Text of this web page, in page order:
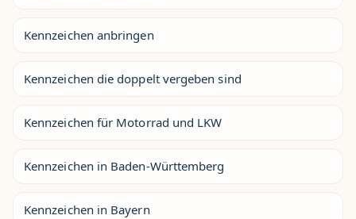
Kennzeichen anbringen
Kennzeichen die doppelt vergeben sind
Kennzeichen für Motorrad und LKW
Kennzeichen in Baden-Württemberg
Kennzeichen in Bayern